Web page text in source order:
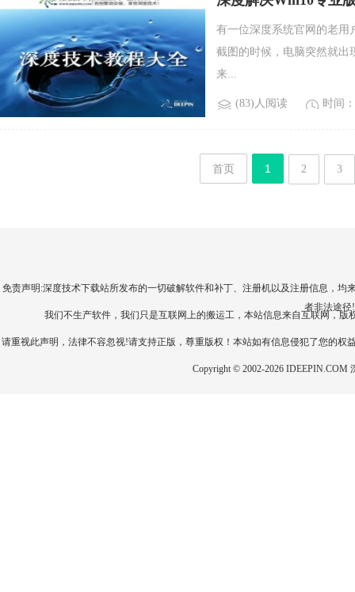
有一位深度系统官网的老用
截图的时候，电脑突然就出
来...
(83)人阅读 时间
首页 1 2 3
免责声明:深度技术下载站所发布的一切破解软件和补丁、注册机以及注册信息，
者非法途径
我们不生产软件，我们只是互联网上的搬运工，本站信息来自互联网，
请重视此声明，法律不容忽视!请支持正版，尊重版权！本站如有信息侵犯了您的
Copyright © 2002-2026